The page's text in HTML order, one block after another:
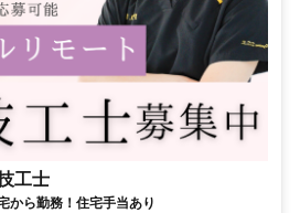
工士
から勤務！住宅手当あり